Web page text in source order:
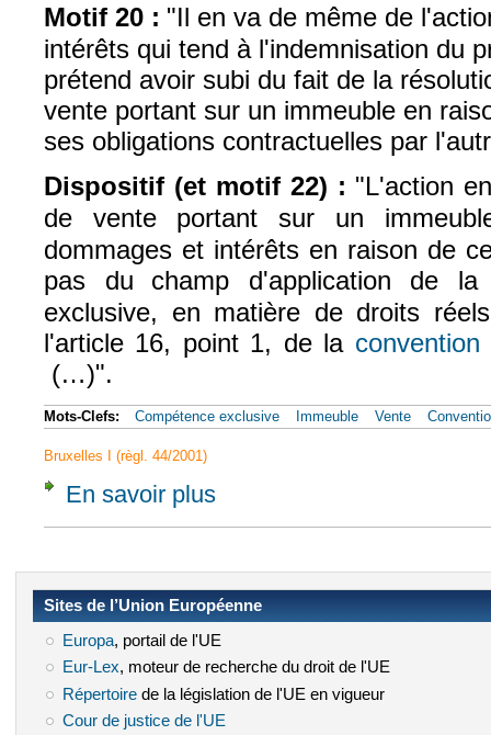
Motif 20 : "Il en va de même de
intérêts qui tend à l'indemnisation du
prétend avoir subi du fait de la
vente portant sur un immeuble en
ses obligations contractuelles par
Dispositif (et motif 22) : "L'action
de vente portant sur un
dommages et intérêts en raison de
pas du
champ d'application de
exclusive, en matière de droits
l'article 16, point 1, de la
(le lien est externe)
(…)".
Mots-Clefs: Compétence exclusive Immeuble Vente
Bruxelles I (règl. 44/2001)
En savoir plus
Sites de l’Union Européenne
Europa(le lien est externe)
, portail de l'UE
Eur-Lex(le lien est externe)
, moteur de recherche du droit de l'UE
Répertoire(le lien est externe)
de la législation de l'UE en vigueur
Cour de justice de l'UE